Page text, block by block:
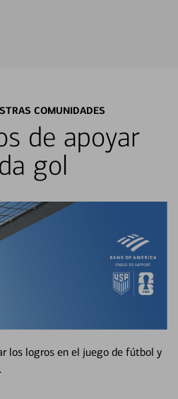
COMUNIDADES
de apoyar
gol
los logros en el juego de fútbol y